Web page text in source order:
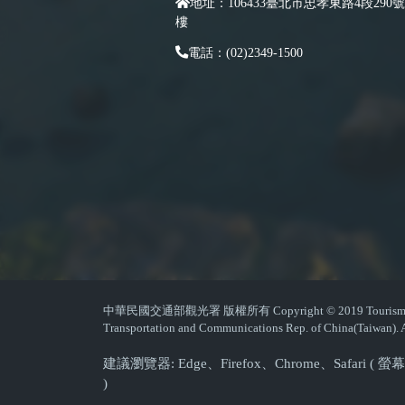
樓
電話：(02)2349-1500
中華民國交通部觀光署 版權所有 Copyright © 2019
Transportation and Communications Rep. of China(Taiwan).
建議瀏覽器: Edge、Firefox、Chrome、Safari ( 螢
)